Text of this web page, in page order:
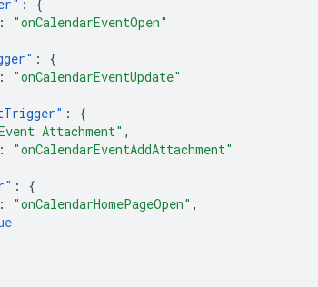
" :
{
:
"onCalendarEventOpen"
" :
{
:
"onCalendarEventUpdate"
" :
{
Attachment" ,
:
"onCalendarEventAddAttachment"
" :
{
: "onCalendarHomePageOpen" ,